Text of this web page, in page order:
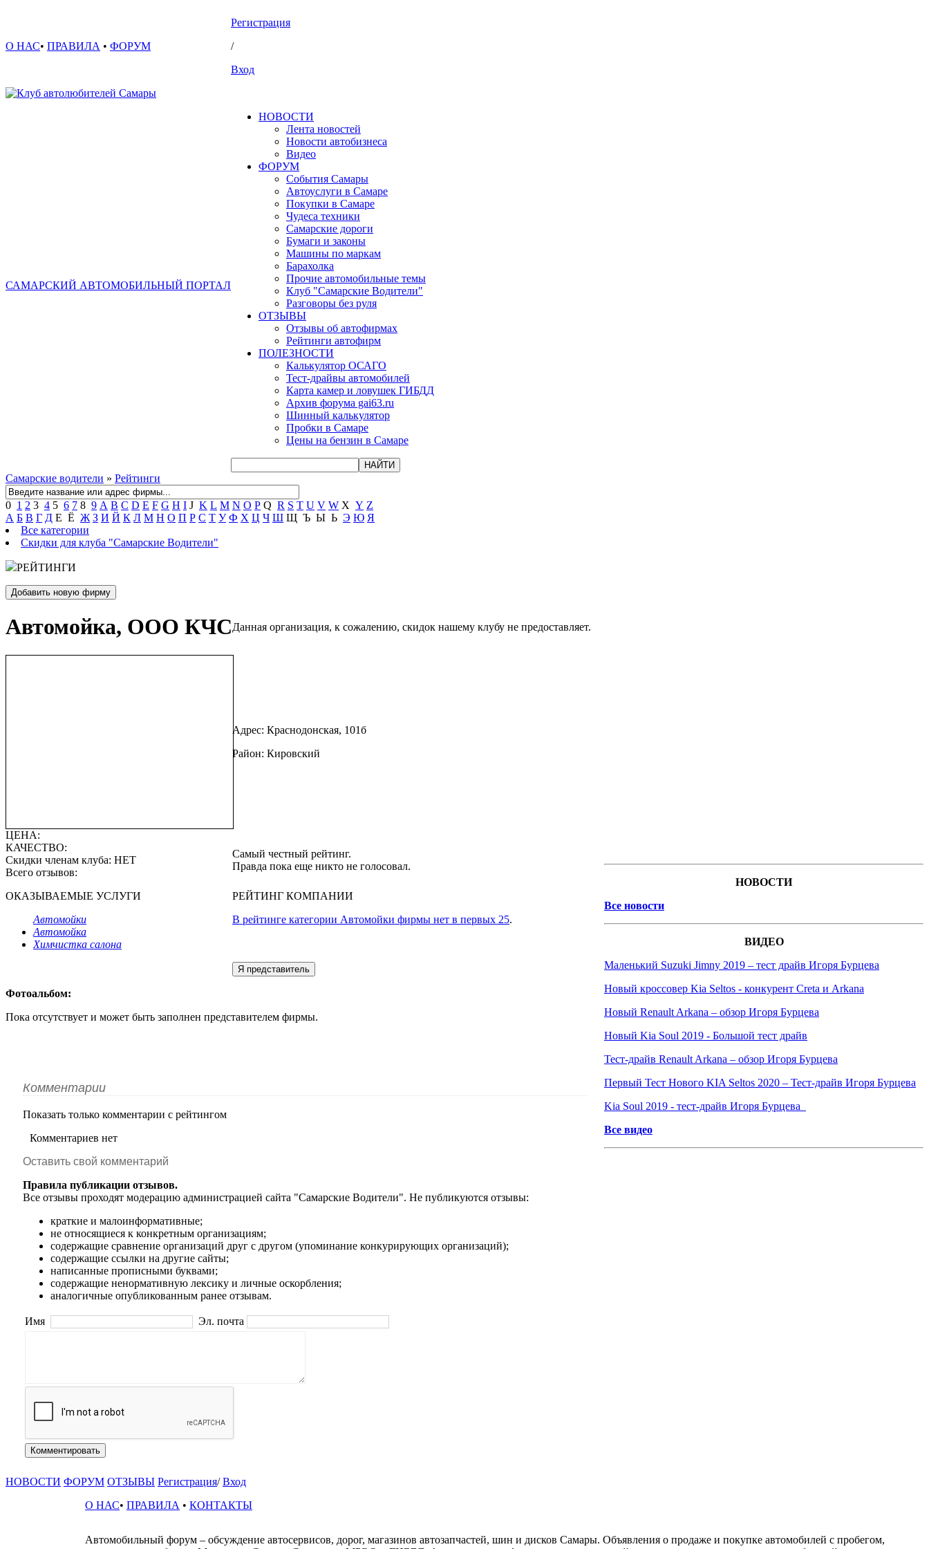
О НАС• ПРАВИЛА • ФОРУМ
Регистрация
/
Вход
САМАРСКИЙ АВТОМОБИЛЬНЫЙ ПОРТАЛ
НОВОСТИ
Лента новостей
Новости автобизнеса
Видео
ФОРУМ
События Самары
Автоуслуги в Самаре
Покупки в Самаре
Чудеса техники
Самарские дороги
Бумаги и законы
Машины по маркам
Барахолка
Прочие автомобильные темы
Клуб "Самарские Водители"
Разговоры без руля
ОТЗЫВЫ
Отзывы об автофирмах
Рейтинги автофирм
ПОЛЕЗНОСТИ
Калькулятор ОСАГО
Тест-драйвы автомобилей
Карта камер и ловушек ГИБДД
Архив форума gai63.ru
Шинный калькулятор
Пробки в Самаре
Цены на бензин в Самаре
Самарские водители » Рейтинги
0 1 2 3 4 5 6 7 8 9 A B C D E F G H I J K L M N O P Q R S T U V W X Y Z
А Б В Г Д Е Ё Ж З И Й К Л М Н О П Р С Т У Ф Х Ц Ч Ш Щ Ъ Ы Ь Э Ю Я
Все категории
Скидки для клуба "Самарские Водители"
РЕЙТИНГИ
Добавить новую фирму
Автомойка, ООО КЧСДанная организация, к сожалению, скидок нашему клубу не предоставляет.
Адрес: Краснодонская, 101б
Район: Кировский
ЦЕНА:
КАЧЕСТВО:
Скидки членам клуба: НЕТ
Всего отзывов:
Самый честный рейтинг.
Правда пока еще никто не голосовал.
ОКАЗЫВАЕМЫЕ УСЛУГИ
Автомойки
Автомойка
Химчистка салона
РЕЙТИНГ КОМПАНИИ
В рейтинге категории Автомойки фирмы нет в первых 25.
Я представитель
Фотоальбом:
Пока отсутствует и может быть заполнен представителем фирмы.
НОВОСТИ
Все новости
ВИДЕО
Маленький Suzuki Jimny 2019 – тест драйв Игоря Бурцева
Новый кроссовер Kia Seltos - конкурент Creta и Arkana
Новый Renault Arkana – обзор Игоря Бурцева
Новый Kia Soul 2019 - Большой тест драйв
Тест-драйв Renault Arkana – обзор Игоря Бурцева
Первый Тест Нового KIA Seltos 2020 – Тест-драйв Игоря Бурцева
Kia Soul 2019 - тест-драйв Игоря Бурцева
Все видео
Комментарии
Показать только комментарии с рейтингом
Комментариев нет
Оставить свой комментарий
Правила публикации отзывов.
Все отзывы проходят модерацию администрацией сайта "Самарские Водители". Не публикуются отзывы:
краткие и малоинформативные;
не относящиеся к конкретным организациям;
содержащие сравнение организаций друг с другом (упоминание конкурирующих организаций);
содержащие ссылки на другие сайты;
написанные прописными буквами;
содержащие ненормативную лексику и личные оскорбления;
аналогичные опубликованным ранее отзывам.
Имя Эл. почта
Комментировать
НОВОСТИ ФОРУМ ОТЗЫВЫ Регистрация/ Вход
О НАС• ПРАВИЛА • КОНТАКТЫ
Автомобильный форум – обсуждение автосервисов, дорог, магазинов автозапчастей, шин и дисков Самары. Объявления о продаже и покупке автомобилей с пробегом,